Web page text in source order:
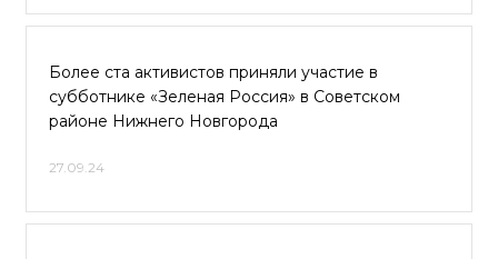
Более ста активистов приняли участие в
субботнике «Зеленая Россия» в Советском
районе Нижнего Новгорода
27.09.24